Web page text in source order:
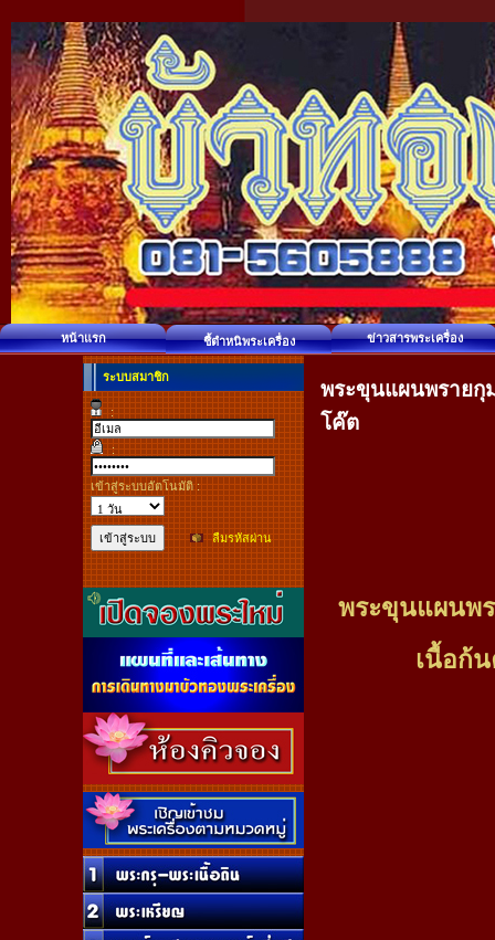
หน้าแรก ชี้ตำหนิพระเครื่อง ข่าวสารพระเครื่อง
ระบบสมาชิก
:
:
เข้าสู่ระบบอัตโนมัติ :
ลืมรหัสผ่าน
พระขุนแผนพรายกุ
โค๊ต
พระขุนแผนพ
เนื้อก้